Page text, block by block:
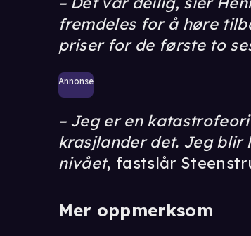
fremdeles for å høre
priser for de første to
Annonse
– Jeg er en
krasjlander det. Jeg blir
nivået, fastslår
Mer oppmerksom